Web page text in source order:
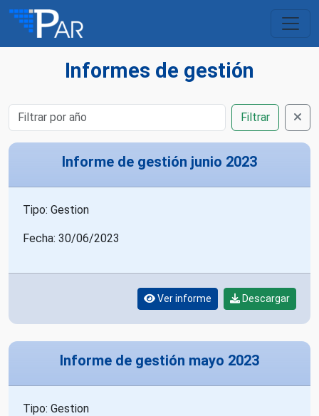
Informes de gestión
Filtrar
Informe de gestión junio 2023
Tipo: Gestion
Fecha: 30/06/2023
Ver informe Descargar
Informe de gestión mayo 2023
Tipo: Gestion